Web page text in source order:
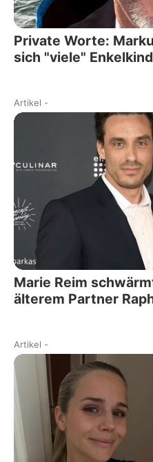
Private Worte:
sich "viele"
Artikel -
Marie Reim
älterem Partner
Artikel -